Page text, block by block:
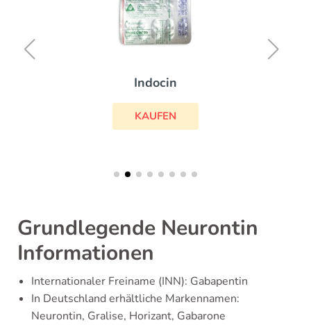
Indocin
KAUFEN
Grundlegende Neurontin
Informationen
Internationaler Freiname (INN): Gabapentin
In Deutschland erhältliche Markennamen:
Neurontin, Gralise, Horizant, Gabarone